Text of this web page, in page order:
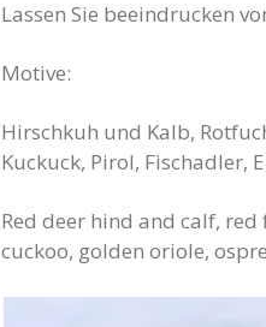
Lassen Sie beeindrucken
Motive:
Hirschkuh und Kalb,
Kuckuck, Pirol, Fischadler,
Red deer hind and calf,
cuckoo, golden oriole,